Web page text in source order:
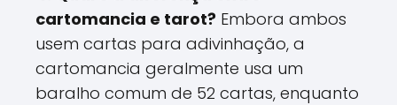
cartomancia e tarot? Embora ambos
usem cartas para adivinhação, a
cartomancia geralmente usa um
baralho comum de 52 cartas, enquanto